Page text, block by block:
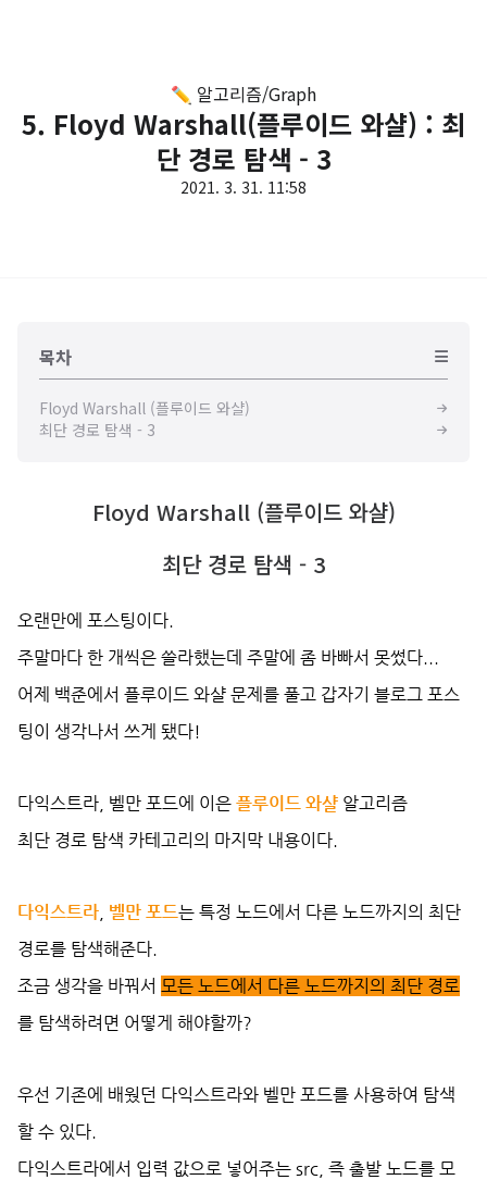
✏️ 알고리즘/Graph
5. Floyd Warshall(플루이드 와샬) : 최
단 경로 탐색 - 3
2021. 3. 31. 11:58
목차
Floyd Warshall (플루이드 와샬)
최단 경로 탐색 - 3
Floyd Warshall (플루이드 와샬)
최단 경로 탐색 - 3
오랜만에 포스팅이다.
주말마다 한 개씩은 쓸라했는데 주말에 좀 바빠서 못썼다...
어제 백준에서 플루이드 와샬 문제를 풀고 갑자기 블로그 포스
팅이 생각나서 쓰게 됐다!
다익스트라, 벨만 포드에 이은 플루이드 와샬 알고리즘
최단 경로 탐색 카테고리의 마지막 내용이다.
다익스트라 벨만 포드는 특정 노드에서 다른 노드까지의 최단
경로를 탐색해준다.
조금 생각을 바꿔서 모든 노드에서 다른 노드까지의 최단 경로
를 탐색하려면 어떻게 해야할까?
우선 기존에 배웠던 다익스트라와 벨만 포드를 사용하여 탐색
할 수 있다.
다익스트라에서 입력 값으로 넣어주는 src, 즉 출발 노드를 모